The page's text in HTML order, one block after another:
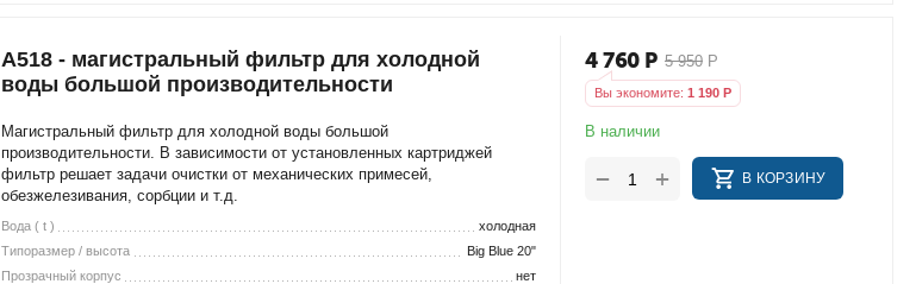
A518 - магистральный фильтр для холодной
воды большой производительности
Магистральный фильтр для холодной воды большой
производительности. В зависимости от установленных картриджей
фильтр решает задачи очистки от механических примесей,
обезжелезивания, сорбции и т.д.
Вода ( t )
холодная
Типоразмер / высота
Big Blue 20"
Прозрачный корпус
нет
5 950 Р
4 760 Р
Вы экономите: 1 190Р
В наличии
+
− В КОРЗИНУ